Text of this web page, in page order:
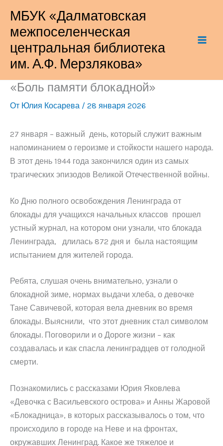
содержимому
МБУК «Далматовская
межпоселенческая
центральная библиотека
им. А.Ф. Мерзлякова»
«Боль памяти блокадной»
От Юлия Косарева / 28 января 2026
27 января – важный день, который служит важным
напоминанием о героизме и стойкости нашего народа.
В этот день 1944 года закончился один из самых
трагических эпизодов Великой Отечественной войны.
Ко Дню полного освобождения Ленинграда от
блокады для учащихся начальных классов прошел
устный журнал, на котором они узнали, что блокада
Ленинграда, длилась 872 дня и была настоящим
испытанием для жителей города.
Ребята, слушая очень внимательно, узнали о
блокадной зиме, нормах выдачи хлеба, о девочке
Тане Савичевой, которая вела дневник во время
блокады. Выяснили, что этот дневник стал символом
блокады. Поговорили и о Дороге жизни – как
создавалась и как спасла ленинградцев от голодной
смерти.
Познакомились с рассказами Юрия Яковлева
«Девочка с Васильевского острова» и Анны Жаровой
«Блокадница», в которых рассказывалось о том, что
происходило в городе на Неве и на фронтах,
окружавших Ленинград. Какое же тяжелое и